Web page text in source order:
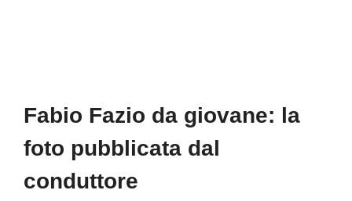
Fabio Fazio da giovane: la
foto pubblicata dal
conduttore